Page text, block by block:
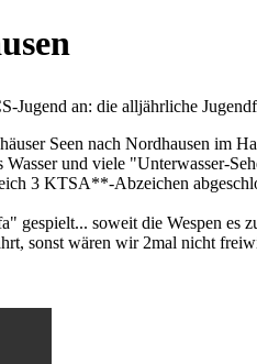
Jugend an: die alljährliche
Seen nach Nordhausen im
und viele "Unterwasser-
3 KTSA**-Abzeichen
gespielt... soweit die Wespen es
sonst wären wir 2mal nicht